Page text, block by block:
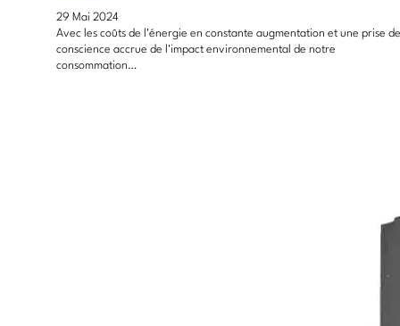
29 Mai 2024
Avec les coûts de l'énergie en constante augmentation et une prise de
conscience accrue de l'impact environnemental de notre
consommation…